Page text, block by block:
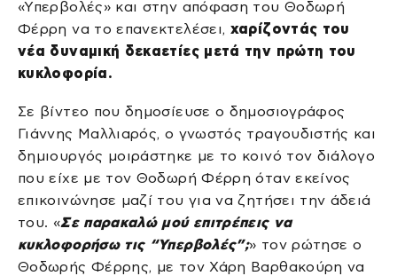
«Υπερβολές» και στην απόφαση του Θοδωρή
Φέρρη να το επανεκτελέσει, χαρίζοντάς του
νέα δυναμική δεκαετίες μετά την πρώτη του
κυκλοφορία.
Σε βίντεο που δημοσίευσε ο δημοσιογράφος
Γιάννης Μαλλιαρός, ο γνωστός τραγουδιστής και
δημιουργός μοιράστηκε με το κοινό τον διάλογο
που είχε με τον Θοδωρή Φέρρη όταν εκείνος
επικοινώνησε μαζί του για να ζητήσει την άδειά
του. «Σε παρακαλώ μού επιτρέπεις να
κυκλοφορήσω τις “Υπερβολές”;» τον ρώτησε ο
Θοδωρής Φέρρης, με τον Χάρη Βαρθακούρη να